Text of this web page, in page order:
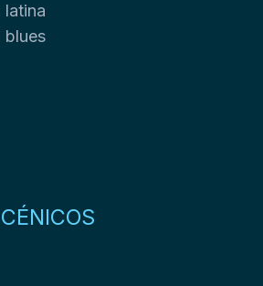
latina
blues